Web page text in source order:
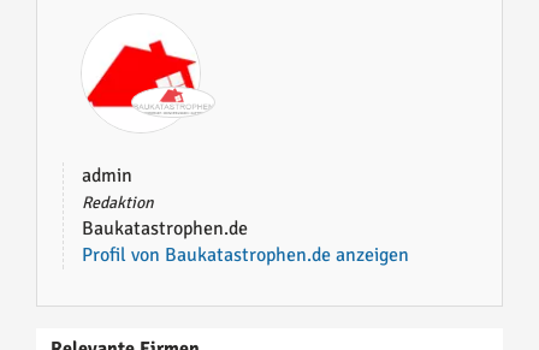
admin
Redaktion
Baukatastrophen.de
Profil von Baukatastrophen.de anzeigen